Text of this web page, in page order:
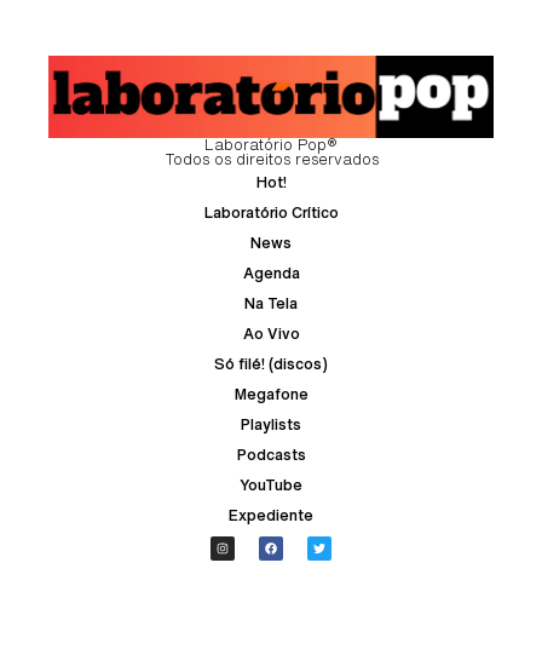
Laboratório Pop®
Todos os direitos reservados
Hot!
Laboratório Crítico
News
Agenda
Na Tela
Ao Vivo
Só filé! (discos)
Megafone
Playlists
Podcasts
YouTube
Expediente